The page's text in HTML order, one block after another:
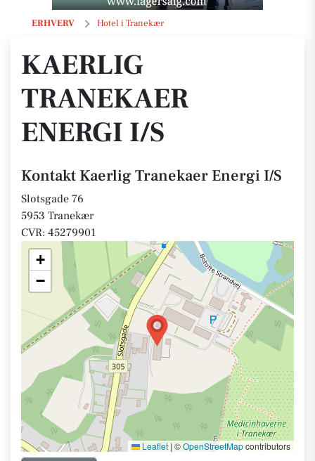
ERHVERV Hotel i Tranekær
Kaerlig Tranekaer Energi I/S
KAERLIG
TRANEKAER
ENERGI I/S
Kontakt Kaerlig Tranekaer Energi I/S
Slotsgade 76
5953 Tranekær
CVR: 45279901
+
−
Leaflet | ©OpenStreetMapcontributors